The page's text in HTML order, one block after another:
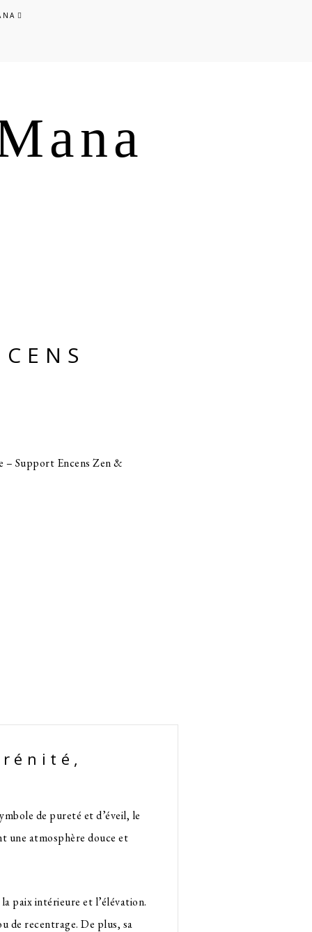
– Support Encens Zen &
de pureté et d’éveil, le
une atmosphère douce et
paix intérieure et l’élévation.
de recentrage. De plus, sa